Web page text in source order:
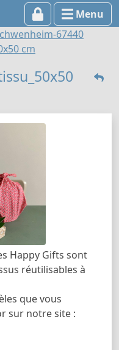
Menu
67440
cm
Happy Gifts sont
réutilisables à
que vous
sur notre site :